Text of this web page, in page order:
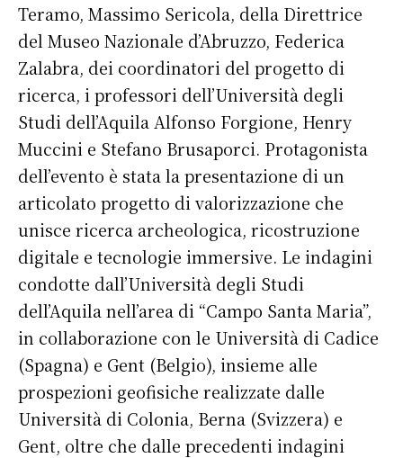
Teramo, Massimo Sericola, della Direttrice
del Museo Nazionale d’Abruzzo, Federica
Zalabra, dei coordinatori del progetto di
ricerca, i professori dell’Università degli
Studi dell’Aquila Alfonso Forgione, Henry
Muccini e Stefano Brusaporci. Protagonista
dell’evento è stata la presentazione di un
articolato progetto di valorizzazione che
unisce ricerca archeologica, ricostruzione
digitale e tecnologie immersive. Le indagini
condotte dall’Università degli Studi
dell’Aquila nell’area di “Campo Santa Maria”,
in collaborazione con le Università di Cadice
(Spagna) e Gent (Belgio), insieme alle
prospezioni geofisiche realizzate dalle
Università di Colonia, Berna (Svizzera) e
Gent, oltre che dalle precedenti indagini